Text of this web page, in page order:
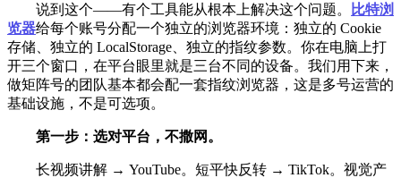
说到这个——有个工具能从根本上解决这个问题。
比特浏
览器给每个账号分配一个独立的浏览器环境：独立的 Cookie
存储、独立的 LocalStorage、独立的指纹参数。你在电脑上打
开三个窗口，在平台眼里就是三台不同的设备。我们用下来，
做矩阵号的团队基本都会配一套指纹浏览器，这是多号运营的
基础设施，不是可选项。
第一步：选对平台，不撒网。
长视频讲解 → YouTube。短平快反转 → TikTok。视觉产